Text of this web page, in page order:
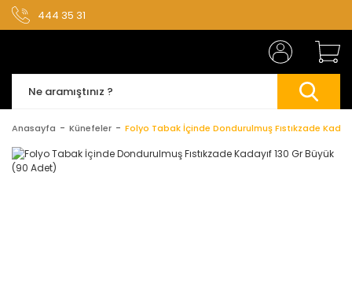
444 35 31
Anasayfa Künefeler Folyo Tabak İçinde Dondurulmuş Fıstıkzade